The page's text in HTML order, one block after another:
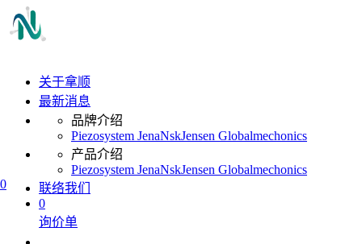
0
关于拿顺
最新消息
品牌介绍
Piezosystem JenaNskJensen Globalmechonics
产品介绍
Piezosystem JenaNskJensen Globalmechonics
联络我们
0
询价单